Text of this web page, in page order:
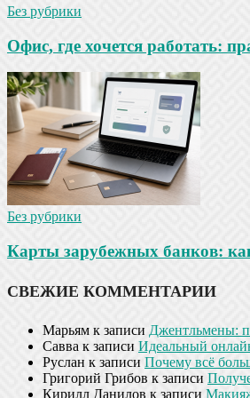
Без рубрики
Офис, где хочется работать:
Без рубрики
Карты зарубежных банков:
СВЕЖИЕ КОММЕНТАРИИ
Марьям к записи Джентльмены:
Савва к записи Идеальный
Руслан к записи Почему всё
Григорий Грибов к записи
Кирилл Данилов к записи